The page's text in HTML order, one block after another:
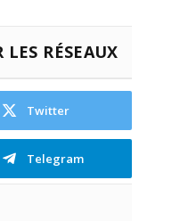
LES RÉSEAUX
Twitter
Telegram